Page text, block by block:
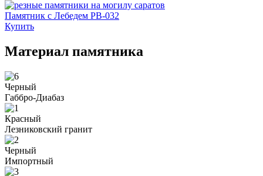
Памятник с Лебедем РВ-032
Купить
Материал памятника
Черный
Габбро-Диабаз
Красный
Лезниковский гранит
Черный
Импортный